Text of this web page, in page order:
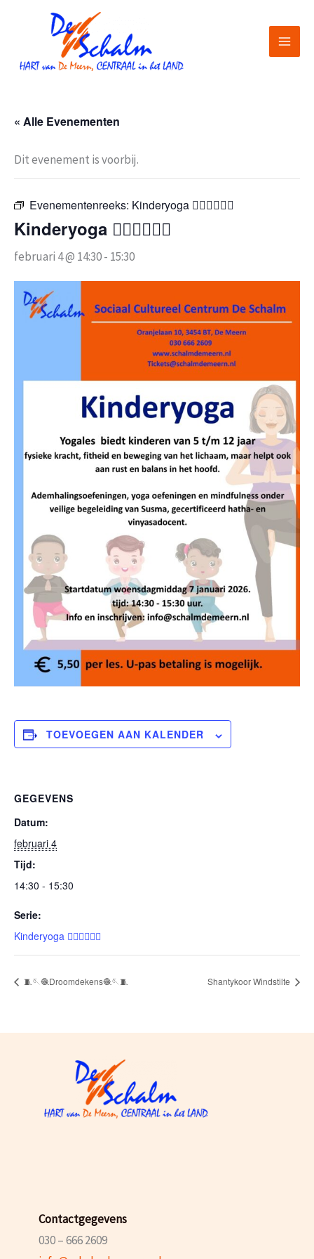
inhoud
« Alle Evenementen
Dit evenement is voorbij.
Evenementenreeks: Kinderyoga 🧘🏽‍♀️🧘🏽‍♂️
Kinderyoga 🧘🏽‍♀️🧘🏽‍♂️
februari 4 @ 14:30- 15:30
TOEVOEGEN AAN KALENDER
GEGEVENS
Datum:
februari 4
Tijd:
14:30 - 15:30
Serie:
Kinderyoga 🧘🏽‍♀️🧘🏽‍♂️
🧵🪡🧶Droomdekens🧶🪡🧵 Shantykoor Windstilte
Contactgegevens
030 – 666 2609